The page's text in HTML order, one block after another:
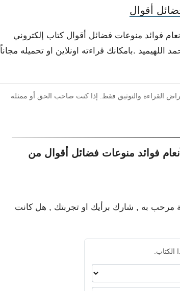
أقوال
فوائد منوعات فضائل أقوال كتاب إلكتروني
.بامكانك قراءته اونلاين او تحميله مجاناً
القراءة والتوثيق فقط. إذا كنت صاحب الحق أو ممثله
فوائد منوعات فضائل أقوال من
مرحب به , شارك برأيك او تجربتك , هل كانت